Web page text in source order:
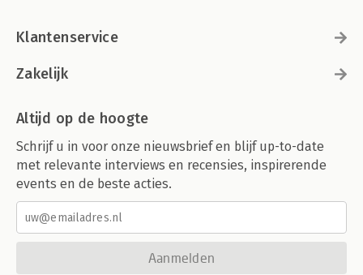
Klantenservice
Zakelijk
Altijd op de hoogte
Schrijf u in voor onze nieuwsbrief en blijf up-to-date
met relevante interviews en recensies, inspirerende
events en de beste acties.
Aanmelden